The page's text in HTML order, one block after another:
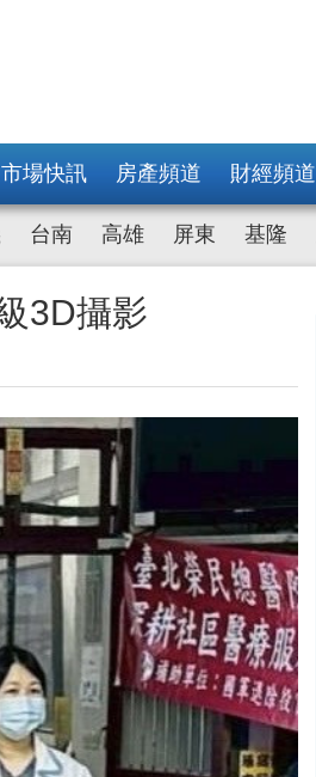
市場快訊 房產頻道 財經頻道
台南 高雄 屏東 基隆
3D攝影